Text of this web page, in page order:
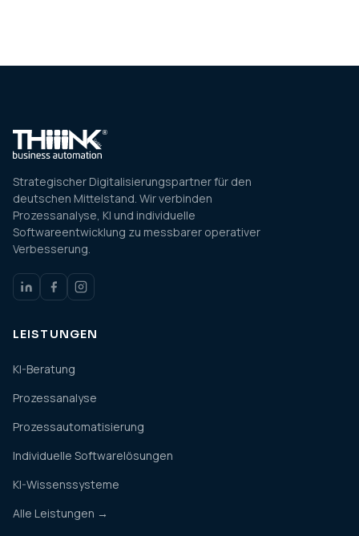
Strategischer Digitalisierungspartner für den
deutschen Mittelstand. Wir verbinden
Prozessanalyse, KI und individuelle
Softwareentwicklung zu messbarer operativer
Verbesserung.
LEISTUNGEN
KI-Beratung
Prozessanalyse
Prozessautomatisierung
Individuelle Softwarelösungen
KI-Wissenssysteme
Alle Leistungen →